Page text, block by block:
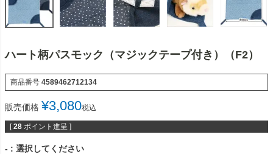
ハート柄パスモック（マジックテープ付き）（F2）
商品番号 4589462712134
販売価格 ¥3,080税込
[ 28 ポイント進呈 ]
-
選択してください